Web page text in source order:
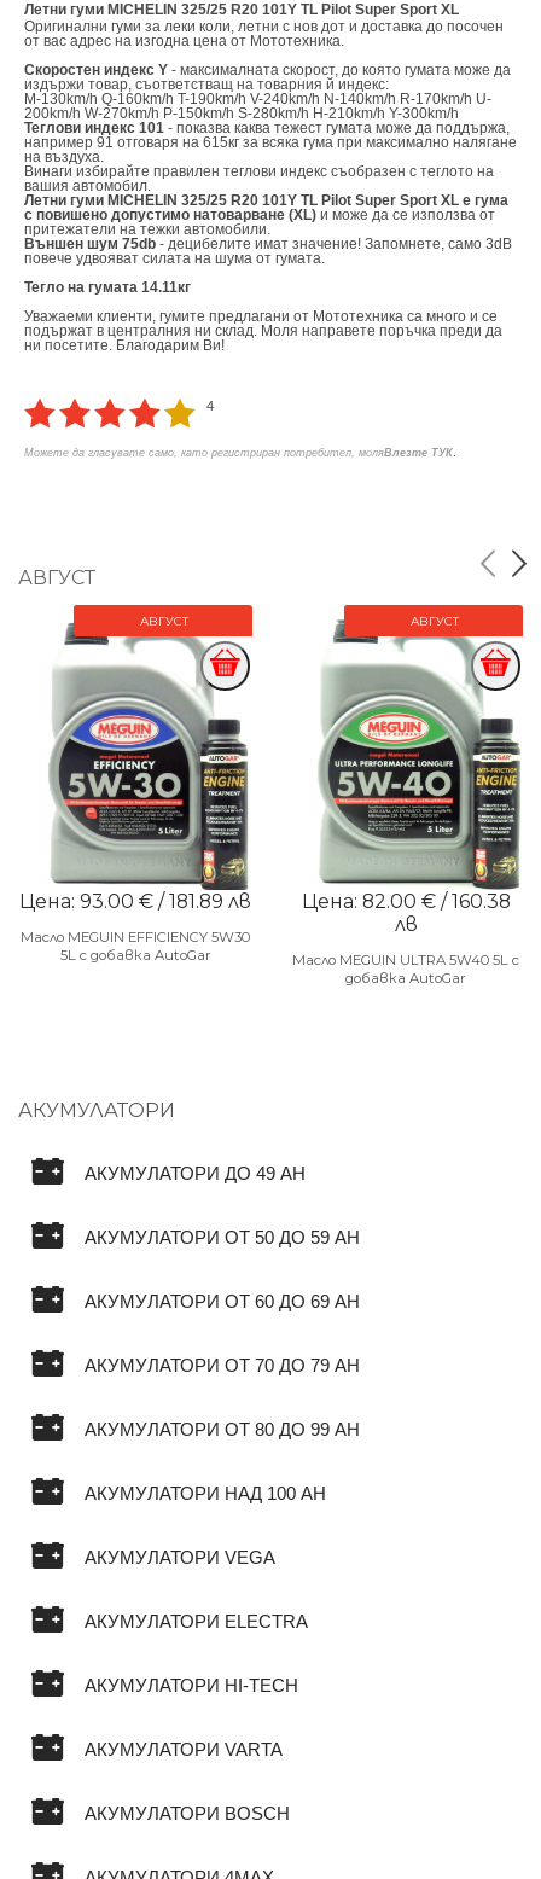
Летни гуми MICHELIN 325/25 R20 101Y TL Pilot Super Sport XL
Оригинални гуми за леки коли, летни с нов дот и доставка до посочен
от вас адрес на изгодна цена от Мототехника.
Скоростен индекс Y - максималната скорост, до която гумата може да
издържи товар, съответстващ на товарния й индекс:
M-130km/h Q-160km/h T-190km/h V-240km/h N-140km/h R-170km/h U-
200km/h W-270km/h P-150km/h S-280km/h H-210km/h Y-300km/h
Теглови индекс 101 - показва каква тежест гумата може да поддържа,
например 91 отговаря на 615кг за всяка гума при максимално налягане
на въздуха.
Винаги избирайте правилен теглови индекс съобразен с теглото на
вашия автомобил.
Летни гуми MICHELIN 325/25 R20 101Y TL Pilot Super Sport XL е гума
с повишено допустимо натоварване (XL) и може да се използва от
притежатели на тежки автомобили.
Външен шум 75db - децибелите имат значение! Запомнете, само 3dB
повече удвояват силата на шума от гумата.
Тегло на гумата 14.11кг
Уважаеми клиенти, гумите предлагани от Мототехника са много и се
подържат в централния ни склад. Моля направете поръчка преди да
ни посетите. Благодарим Ви!
4
Можете да гласувате само, като регистриран потребител, моляВлезте ТУК
АВГУСТ
АВГУСТ
Цена: 93.00 € / 181.89 лв
Масло MEGUIN EFFICIENCY 5W30
5L с добавка AutoGar
АВГУСТ
Цена: 82.00 € / 160.38
лв
Масло MEGUIN ULTRA 5W40 5L с
добавка AutoGar
АКУМУЛАТОРИ
АКУМУЛАТОРИ ДО 49 AH
АКУМУЛАТОРИ ОТ 50 ДО 59 AH
АКУМУЛАТОРИ ОТ 60 ДО 69 AH
АКУМУЛАТОРИ ОТ 70 ДО 79 AH
АКУМУЛАТОРИ ОТ 80 ДО 99 AH
АКУМУЛАТОРИ НАД 100 AH
АКУМУЛАТОРИ VEGA
АКУМУЛАТОРИ ELECTRA
АКУМУЛАТОРИ HI-TECH
АКУМУЛАТОРИ VARTA
АКУМУЛАТОРИ BOSCH